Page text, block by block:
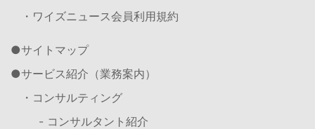
・ワイズニュース会員利用規約
サイトマップ
サービス紹介（業務案内）
・コンサルティング
- コンサルタント紹介